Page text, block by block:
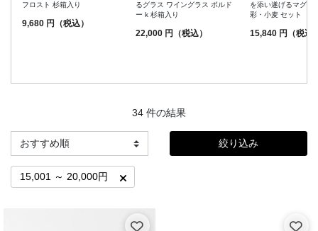
フロスト 杉箱入り
9,680 円（税込）
るグラス ワイングラス ボルド
ー k 杉箱入り
22,000 円（税込）
を添い遂げるマグ 信
彩・小麦 セット
15,840 円（税込
34 件の結果
絞り込み
15,001 ～ 20,000円
Remove filter 現在価格から選ぶで絞り込み中: 15,001 ～ 20,000円